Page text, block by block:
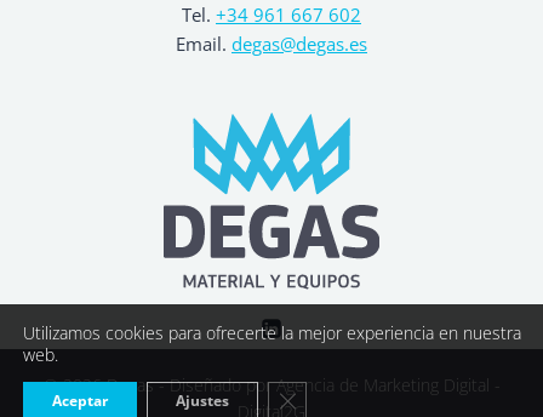
Tel. +34 961 667 602
Email. degas@degas.es
© 2026 Degas - Diseñado porAgencia de Marketing Digital -
Digital2G
Utilizamos cookies para ofrecerte la mejor experiencia en nuestra
web.
Aceptar Ajustes Cerrar el banner de cookies